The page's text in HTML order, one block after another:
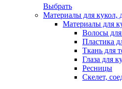
Выбрать
Материалы для кукол,
Материалы для
Волосы
Пластика
Ткань для
Глаза для
Ресницы
Скелет,